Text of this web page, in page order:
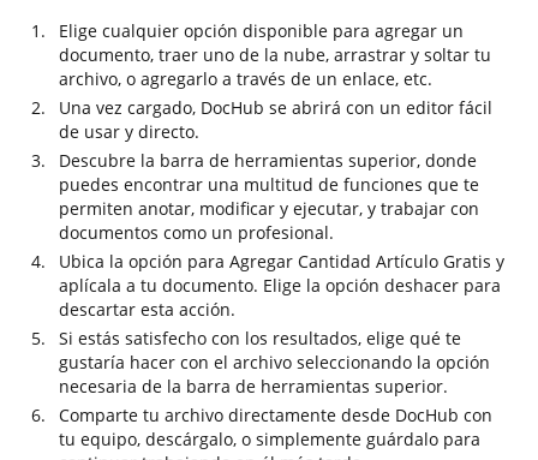
Elige cualquier opción disponible para agregar un
documento, traer uno de la nube, arrastrar y soltar tu
archivo, o agregarlo a través de un enlace, etc.
Una vez cargado, DocHub se abrirá con un editor fácil
de usar y directo.
Descubre la barra de herramientas superior, donde
puedes encontrar una multitud de funciones que te
permiten anotar, modificar y ejecutar, y trabajar con
documentos como un profesional.
Ubica la opción para Agregar Cantidad Artículo Gratis y
aplícala a tu documento. Elige la opción deshacer para
descartar esta acción.
Si estás satisfecho con los resultados, elige qué te
gustaría hacer con el archivo seleccionando la opción
necesaria de la barra de herramientas superior.
Comparte tu archivo directamente desde DocHub con
tu equipo, descárgalo, o simplemente guárdalo para